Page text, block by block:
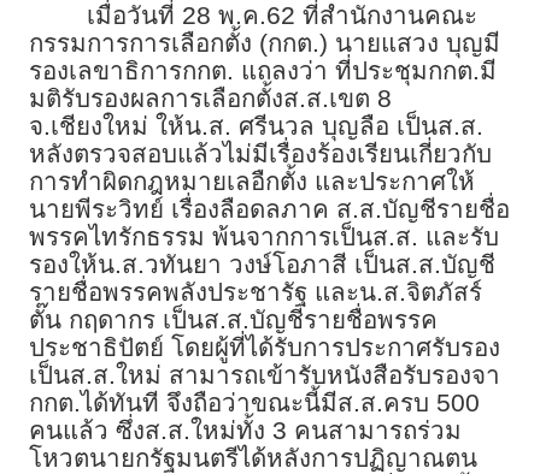
เมื่อวันที่ 28 พ.ค.62 ที่สำนักงานคณะ
กรรมการการเลือกตั้ง (กกต.)​ นายแสวง บุญมี
รองเลขาธิการกกต. แถลงว่า ที่ประชุมกกต.มี
มติรับรองผลการเลือกตั้งส.ส.เขต 8
จ.เชียงใหม่ ให้น.ส. ศรีนวล บุญลือ เป็นส.ส.
หลังตรวจสอบแล้วไม่มีเรื่องร้องเรียนเกี่ยวกับ
การทำผิดกฎหมายเลอืกตั้ง และประกาศให้
นายพีระวิทย์ เรื่องลือดลภาค ส.ส.บัญชีรายชื่อ
พรรคไทรักธรรม พ้นจากการเป็นส.ส. และรับ
รองให้น.ส.วทันยา วงษ์โอภาสี เป็นส.ส.บัญชี
รายชื่อพรรคพลังประชารัฐ และน.ส.จิตภัสร์
ตั๊น กฤดากร เป็นส.ส.บัญชีรายชื่อพรรค
ประชาธิปัตย์ โดยผู้ที่ได้รับการประกาศรับรอง
เป็นส.ส.ใหม่ สามารถเข้ารับหนังสือรับรองจา
กกต.ได้ทันที จึงถือว่าขณะนี้มีส.ส.ครบ 500
คนแล้ว ซึ่งส.ส.ใหม่ทั้ง 3 คนสามารถร่วม
โหวตนายกรัฐมนตรีได้หลังการปฏิญาณตน